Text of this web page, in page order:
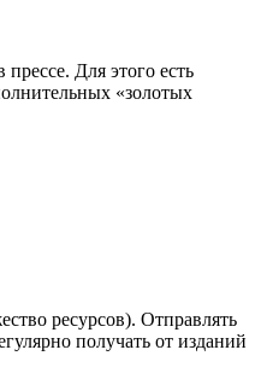
Для этого есть
«золотых
ресурсов). Отправлять
получать от изданий